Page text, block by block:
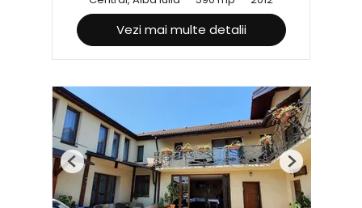
Vezi mai multe detalii
Previous Next